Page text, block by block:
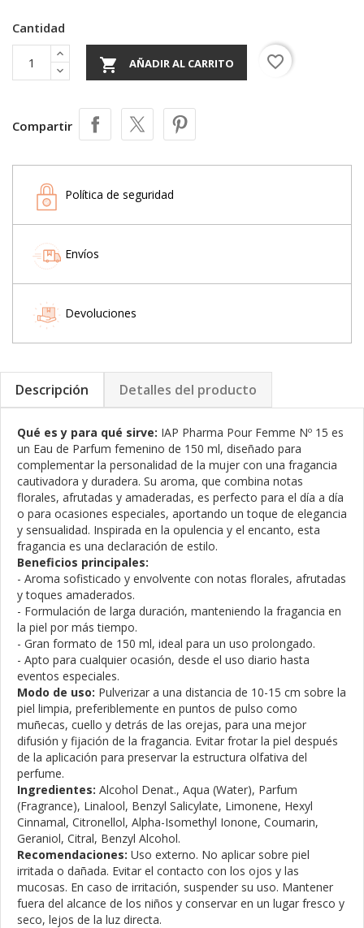
Cantidad
 AÑADIR AL CARRITO favorite_border
Compartir
Política de seguridad
Envíos
Devoluciones
Descripción Detalles del producto
Qué es y para qué sirve: IAP Pharma Pour Femme Nº 15 es
un Eau de Parfum femenino de 150 ml, diseñado para
complementar la personalidad de la mujer con una fragancia
cautivadora y duradera. Su aroma, que combina notas
florales, afrutadas y amaderadas, es perfecto para el día a día
o para ocasiones especiales, aportando un toque de elegancia
y sensualidad. Inspirada en la opulencia y el encanto, esta
fragancia es una declaración de estilo.
Beneficios principales:
- Aroma sofisticado y envolvente con notas florales, afrutadas
y toques amaderados.
- Formulación de larga duración, manteniendo la fragancia en
la piel por más tiempo.
- Gran formato de 150 ml, ideal para un uso prolongado.
- Apto para cualquier ocasión, desde el uso diario hasta
eventos especiales.
Modo de uso: Pulverizar a una distancia de 10-15 cm sobre la
piel limpia, preferiblemente en puntos de pulso como
muñecas, cuello y detrás de las orejas, para una mejor
difusión y fijación de la fragancia. Evitar frotar la piel después
de la aplicación para preservar la estructura olfativa del
perfume.
Ingredientes: Alcohol Denat., Aqua (Water), Parfum
(Fragrance), Linalool, Benzyl Salicylate, Limonene, Hexyl
Cinnamal, Citronellol, Alpha-Isomethyl Ionone, Coumarin,
Geraniol, Citral, Benzyl Alcohol.
Recomendaciones: Uso externo. No aplicar sobre piel
irritada o dañada. Evitar el contacto con los ojos y las
mucosas. En caso de irritación, suspender su uso. Mantener
fuera del alcance de los niños y conservar en un lugar fresco y
seco, lejos de la luz directa.